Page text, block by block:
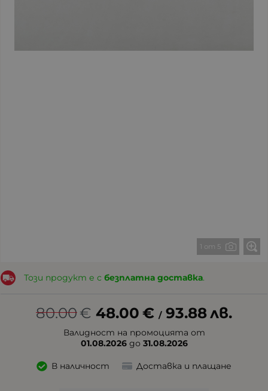
1 от 5
Този продукт е с безплатна доставка.
80.00€ 48.00 € / 93.88лв.
Валидност на промоцията от
01.08.2026 до 31.08.2026
В наличност Доставка и плащане